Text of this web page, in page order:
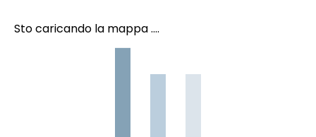
Sto caricando la mappa ....